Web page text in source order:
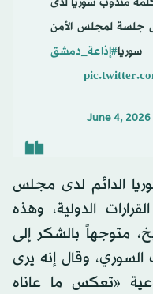
جلسة لمجلس الأمن
#إذاعة_دمشق
June 4, 2026
الدائم لدى مجلس
الدولية، وهذه
متوجهاً بالشكر إلى
وقال إنه يرى
«تعكس ما عاناه